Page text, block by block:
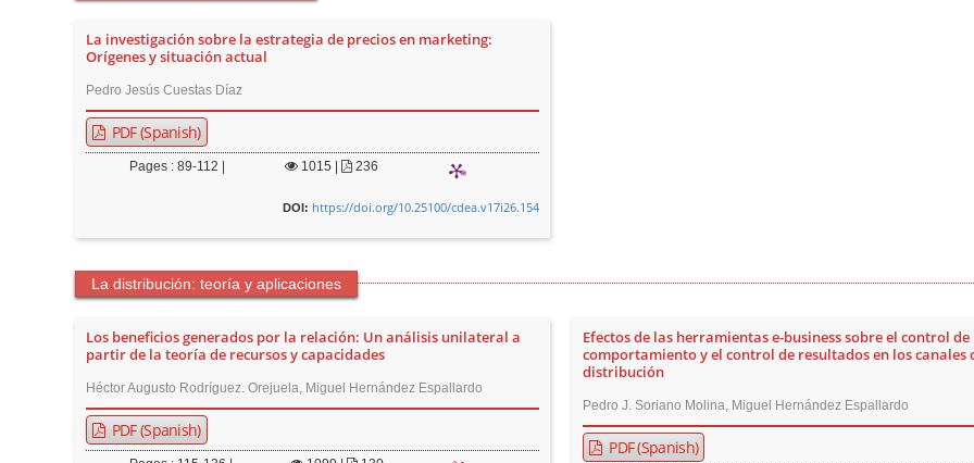
La investigación sobre la estrategia de precios en marketing:
Orígenes y situación actual
Pedro Jesús Cuestas Díaz
PDF (Spanish)
Pages : 89-112 | 1015 236
DOI: https://doi.org/10.25100/cdea.v17i26.154
La distribución: teoría y aplicaciones
Los beneficios generados por la relación: Un análisis unilateral a
partir de la teoría de recursos y capacidades
Héctor Augusto Rodríguez. Orejuela, Miguel Hernández Espallardo
PDF (Spanish)
Efectos de las herramientas e-business sobre el control de
comportamiento y el control de resultados en los canales
distribución
Pedro J. Soriano Molina, Miguel Hernández Espallardo
PDF (Spanish)